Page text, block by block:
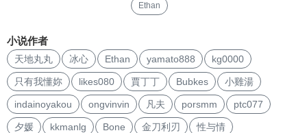
Ethan
小说作者
天地丸丸 冰心 Ethan yamato888 kg0000
只有我懂妳 likes080 賈丁丁 Bubkes 小雞湯
indainoyakou ongvinvin 凡夫 porsmm ptc077
夕媛 kkmanlg Bone 金刀利刃 性与情